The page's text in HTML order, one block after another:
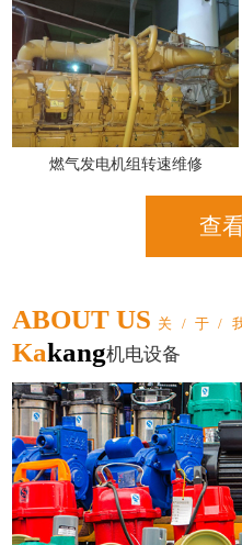
燃气发电机组转速维修
查
ABOUT US 关/于/
Kakang机电设备